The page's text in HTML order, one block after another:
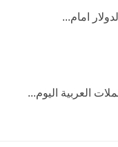
العربية اليوم...